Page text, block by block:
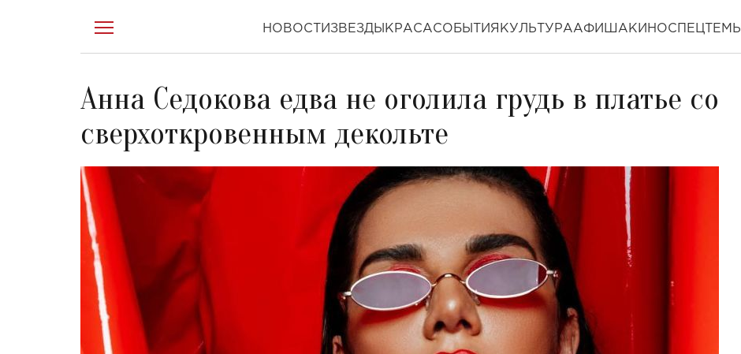
НОВОСТИ ЗВЕЗДЫ КРАСАСОБЫТИЯ КУЛЬТУРААФИША КИНОСПЕЦТЕМЫ
Анна Седокова едва не оголила грудь в платье со
сверхоткровенным декольте